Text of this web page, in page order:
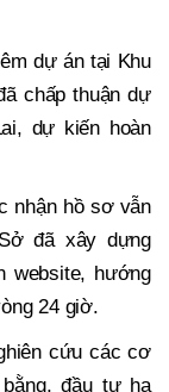
dự án tại Khu
chấp thuận dự
dự kiến hoàn
nhận hồ sơ vẫn
đã xây dựng
website, hướng
24 giờ.
cứu các cơ
đầu tư hạ